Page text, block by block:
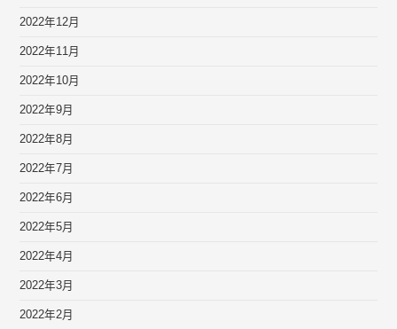
2022年12月
2022年11月
2022年10月
2022年9月
2022年8月
2022年7月
2022年6月
2022年5月
2022年4月
2022年3月
2022年2月